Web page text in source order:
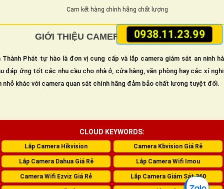
0938.11.23.99
Cam kết hàng chính hãng chất lượng
GIỚI THIỆU CAMERA GIÁM SÁT 360
Thành Phát tự hào là đơn vị cung cấp và lắp camera giám sát an ninh
đáp ứng tốt các nhu cầu cho nhà ở, cửa hàng, văn phòng hay các xí
nhỏ khác với camera quan sát chính hãng đảm bảo chất lượng tuyệt đối.
CLOUD KEYWORDS:
Lắp Camera Hikvision Camera Kbvision Giá Rẻ
Lắp Camera Dahua Giá Rẻ Lắp Camera Wifi Imou
Camera Wifi Ezviz Giá Rẻ Lắp Camera Giám Sát 360